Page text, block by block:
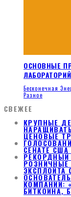
ОСНОВНЫЕ
ЛАБОРАТОРИЙ
Бесконечная
Разное
СВЕЖЕЕ
КРУПНЫЕ
ЦЕНОВЫЕ
СЕНАТЕ
РОЗНИЧНЫЕ
ЭКСПЛОЙТА
КОМПАНИИ:
БИТКОИНА,